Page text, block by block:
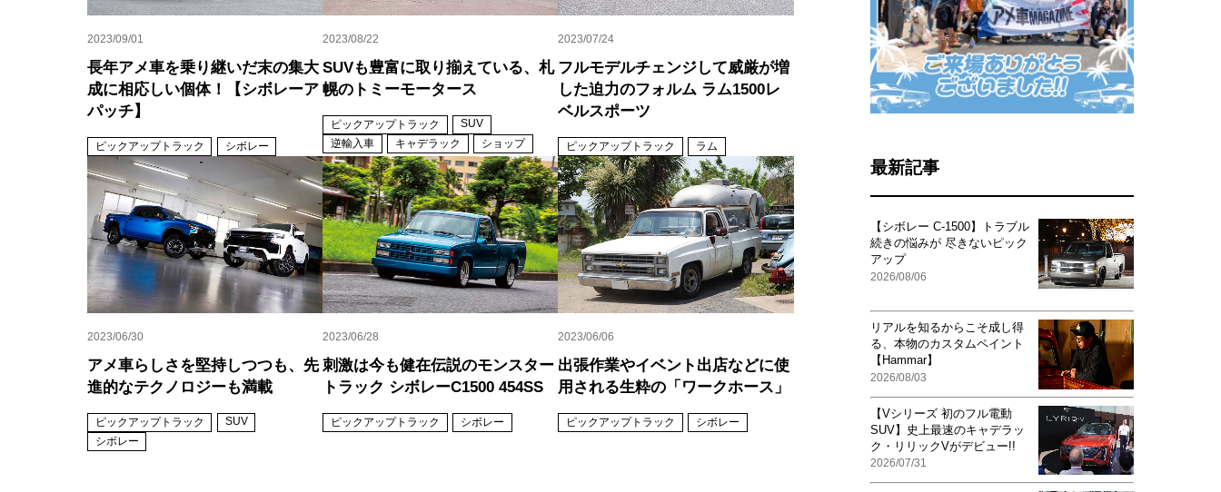
2023/09/01
長年アメ車を乗り継いだ末の集大
成に相応しい個体！【シボレーア
パッチ】
ピックアップトラック シボレー
2023/08/22
SUVも豊富に取り揃えている、札
幌のトミーモータース
ピックアップトラック
SUV
逆輸入車
キャデラック ショップ
2023/07/24
フルモデルチェンジして威厳が増
した迫力のフォルム ラム1500レ
ベルスポーツ
ピックアップトラック ラム
2023/06/30
アメ車らしさを堅持しつつも、先
進的なテクノロジーも満載
ピックアップトラック
SUV
シボレー
2023/06/28
刺激は今も健在伝説のモンスター
トラック シボレーC1500 454SS
ピックアップトラック シボレー
2023/06/06
出張作業やイベント出店などに使
用される生粋の「ワークホース」
ピックアップトラック シボレー
最新記事
【シボレー C-1500】トラブル
続きの悩みが 尽きないピック
アップ
2026/08/06
リアルを知るからこそ成し得
る、本物のカスタムペイント
【Hammar】
2026/08/03
【Vシリーズ 初のフル電動
SUV】史上最速のキャデラッ
ク・リリックVがデビュー!!
2026/07/31